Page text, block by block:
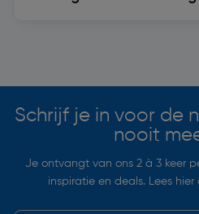
Schrijf je in voor de
nooit
Je ontvangt van ons 2 à 3 keer
inspiratie en deals. Lees hier